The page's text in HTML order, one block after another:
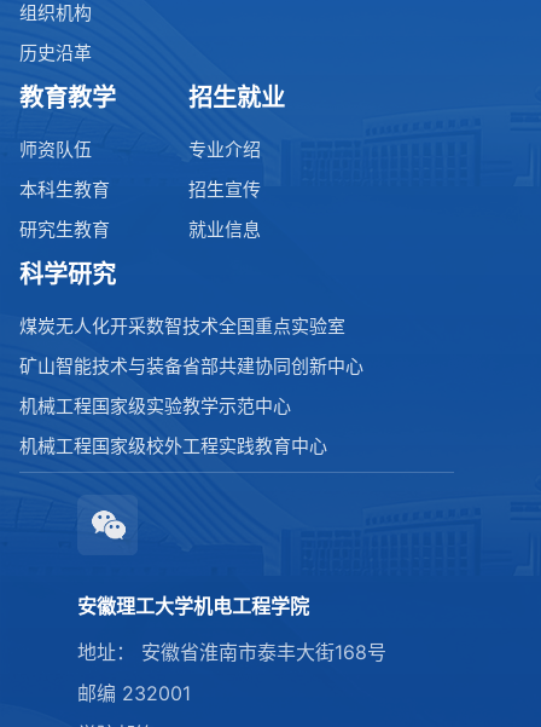
组织机构
历史沿革
教育教学
师资队伍
本科生教育
研究生教育
招生就业
专业介绍
招生宣传
就业信息
科学研究
煤炭无人化开采数智技术全国重点实验室
矿山智能技术与装备省部共建协同创新中心
机械工程国家级实验教学示范中心
机械工程国家级校外工程实践教育中心
安徽理工大学机电工程学院
地址： 安徽省淮南市泰丰大街168号
邮编 232001